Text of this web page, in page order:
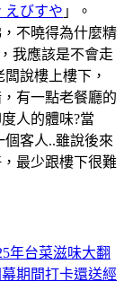
えびすや 」。
不曉得為什麼精
我應該是不會走
說樓上樓下，
有一點老餐廳的
人的體味?當
個客人..雖說後來
最少跟樓下很難
年台菜滋味大翻
期間打卡還送經